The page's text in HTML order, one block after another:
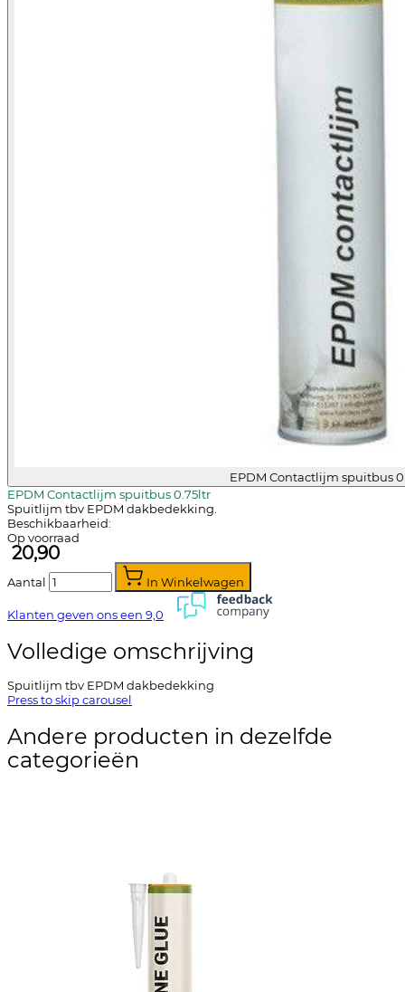
EPDM Contactlijm spuitbus
EPDM Contactlijm spuitbus 0.75ltr
Spuitlijm tbv EPDM dakbedekking.
Beschikbaarheid:
Op voorraad
20,90
Aantal In Winkelwagen
Klanten geven ons een 9,0
Volledige omschrijving
Spuitlijm tbv EPDM dakbedekking
Press to skip carousel
Andere producten in dezelfde
categorieën